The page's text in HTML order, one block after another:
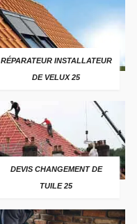
RÉPARATEUR INSTALLATEUR
DE VELUX 25
DEVIS CHANGEMENT DE
TUILE 25